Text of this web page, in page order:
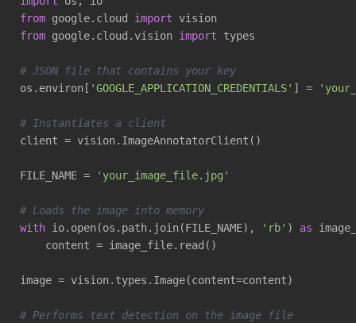
from google.cloud import
from google.cloud.vision import types
# JSON file that contains your key
os.environ[ 'GOOGLE_APPLICATION_CREDENTIALS' ] =
# Instantiates a client
client = vision.ImageAnnotatorClient()
FILE_NAME = 'your_image_file.jpg'
# Loads the image into memory
with io.open(os.path.join(FILE_NAME), 'rb' ) as
    content = image_file.read()
image = vision.types.Image(content=content)
# Performs text detection on the image file